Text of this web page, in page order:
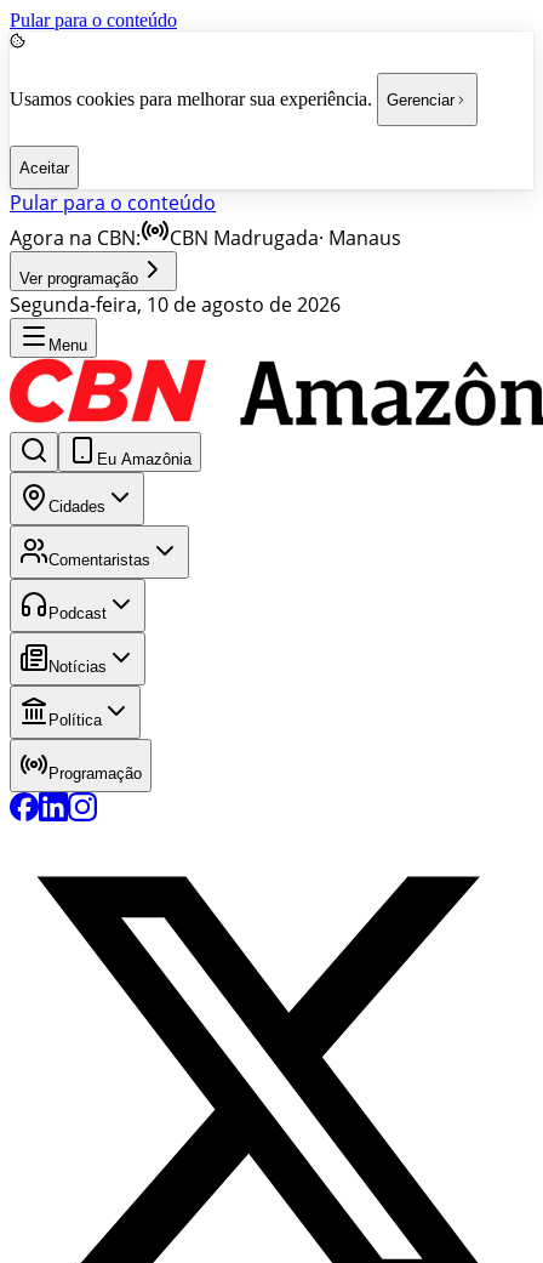
Pular para o conteúdo
Usamos cookies para melhorar sua experiência. Gerenciar
Aceitar
Pular para o conteúdo
Agora na CBN:
CBN Madrugada· Manaus
Ver programação
Segunda-feira, 10 de agosto de 2026
Menu
Eu Amazônia
Cidades
Comentaristas
Podcast
Notícias
Política
Programação